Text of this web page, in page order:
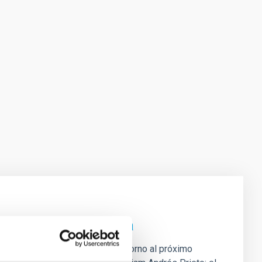
de agosto en Palencia
del programa de actos en torno al próximo